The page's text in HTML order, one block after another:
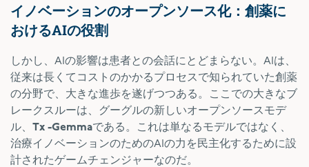
イノベーションのオープンソース化：創薬に
おけるAIの役割
しかし、AIの影響は患者との会話にとどまらない。AIは、
従来は長くてコストのかかるプロセスで知られていた創薬
の分野で、大きな進歩を遂げつつある。ここでの大きなブ
レークスルーは、グーグルの新しいオープンソースモデ
ル、 Tx -Gemmaである。これは単なるモデルではなく、
治療イノベーションのためのAIの力を民主化するために設
計されたゲームチェンジャーなのだ。